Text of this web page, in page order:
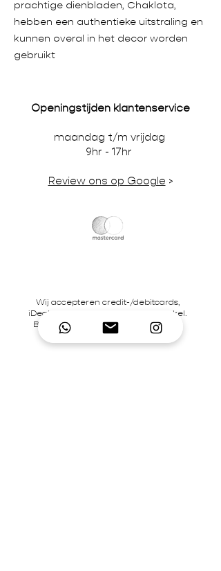
prachtige dienbladen, Chaklota,
hebben een authentieke uitstraling en
kunnen overal in het decor worden
gebruikt
Openingstijden klantenservice
maandag t/m vrijdag
9hr - 17hr
Review ons op Google >
Wij accepteren credit-/debitcards,
iDeal en pinbetalingen in onze winkel.
BTW-nummer NL866242867B01 | KvK-
nummer92995306